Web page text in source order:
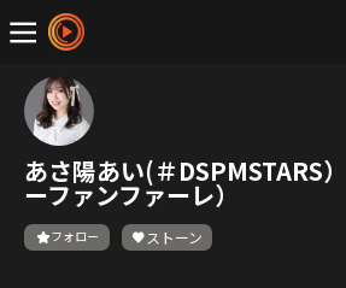
あさ陽あい(＃DSPMSTARS
ーファンファーレ）
フォロー ストーン